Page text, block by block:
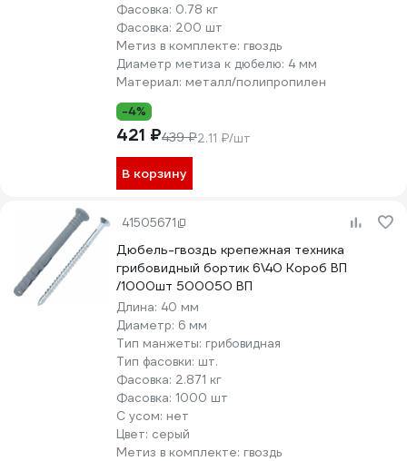
Фасовка: 0.78 кг
Фасовка: 200 шт
Метиз в комплекте: гвоздь
Диаметр метиза к дюбелю: 4 мм
Материал: металл/полипропилен
-4%
421 ₽439 ₽2.11 ₽/шт
В корзину
41505671
Дюбель-гвоздь крепежная техника
грибовидный бортик 6\40 Короб ВП
/1000шт 500050 ВП
Длина: 40 мм
Диаметр: 6 мм
Тип манжеты: грибовидная
Тип фасовки: шт.
Фасовка: 2.871 кг
Фасовка: 1000 шт
С усом: нет
Цвет: серый
Метиз в комплекте: гвоздь